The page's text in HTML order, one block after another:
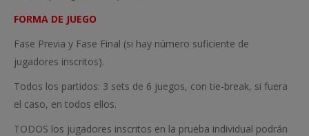
FORMA DE JUEGO
Fase Previa y Fase Final (si hay número suficiente de
jugadores inscritos).
Todos los partidos: 3 sets de 6 juegos, con tie-break, si fuera
el caso, en todos ellos.
TODOS los jugadores inscritos en la prueba individual podrán